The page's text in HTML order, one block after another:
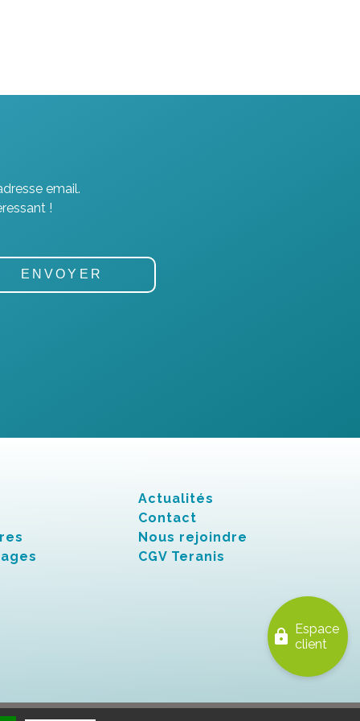
email.
!
Actualités
Contact
Nous rejoindre
CGV Teranis
lock
Espace
client